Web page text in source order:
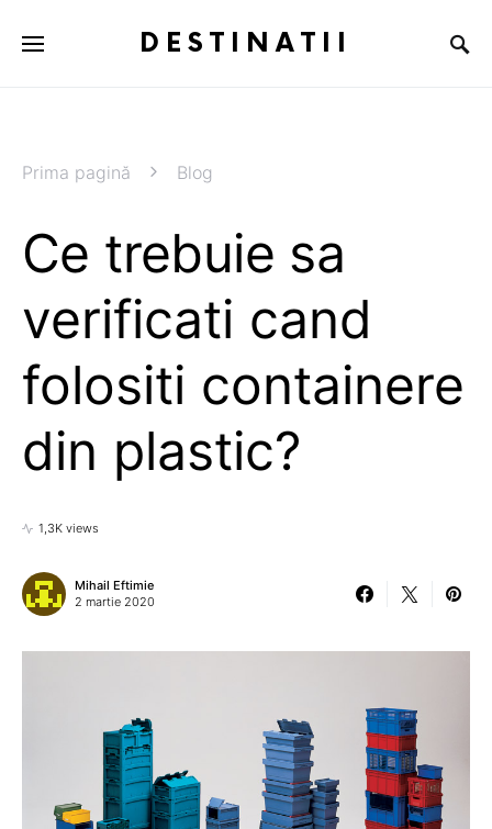
DESTINATII
Prima pagină Blog
Ce trebuie sa
verificati cand
folositi containere
din plastic?
1,3K views
Mihail Eftimie
2 martie 2020